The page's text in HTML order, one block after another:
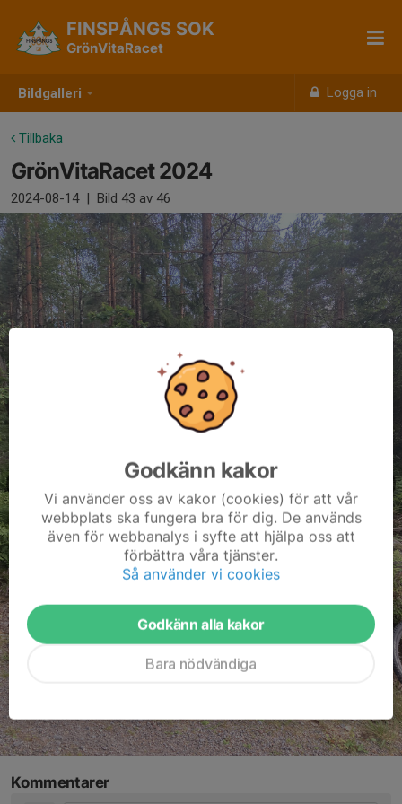
Bildgalleri Logga in
FINSPÅNGS SOK
GrönVitaRacet
Tillbaka
GrönVitaRacet 2024
2024-08-14 | Bild 43 av 46
Kommentarer
Godkänn kakor
Vi använder oss av kakor (cookies) för att vår
webbplats ska fungera bra för dig. De används
även för webbanalys i syfte att hjälpa oss att
förbättra våra tjänster.
Så använder vi cookies
Godkänn alla kakor
Bara nödvändiga